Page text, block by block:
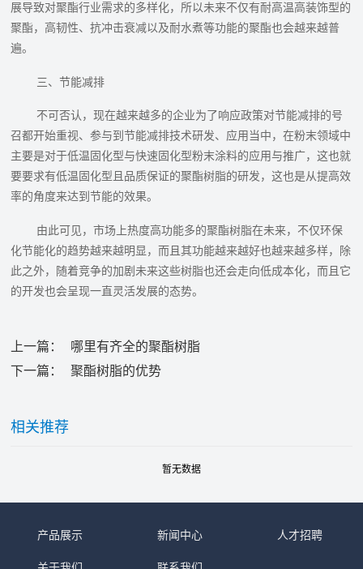
展导致对聚酯行业需求的多样化，所以未来不仅有耐高温高装饰型的
聚酯，高韧性、抗冲击衰减以及耐水煮等功能的聚酯也会越来越普
遍。
三、节能减排
不可否认，现在越来越多的企业为了响应政策对节能减排的号
召都开始重视、参与到节能减排技术研发、应用当中，在粉末领域中
主要是对于低温固化型与快速固化型粉末涂料的应用与推广，这也就
要要求有低温固化型且品质保证的聚酯树脂的研发，这也是从提高效
率的角度来达到节能的效果。
由此可见，市场上热度高功能多的聚酯树脂在未来，不仅环保
化节能化的趋势越来越明显，而且其功能越来越好也越来越多样，除
此之外，随着竞争的加剧未来这些树脂也还会走向低成本化，而且它
的开发也会呈现一直灵活发展的态势。
上一篇：
哪里有齐全的聚酯树脂
下一篇：
聚酯树脂的优势
相关推荐
暂无数据
产品展示 新闻中心 人才招聘